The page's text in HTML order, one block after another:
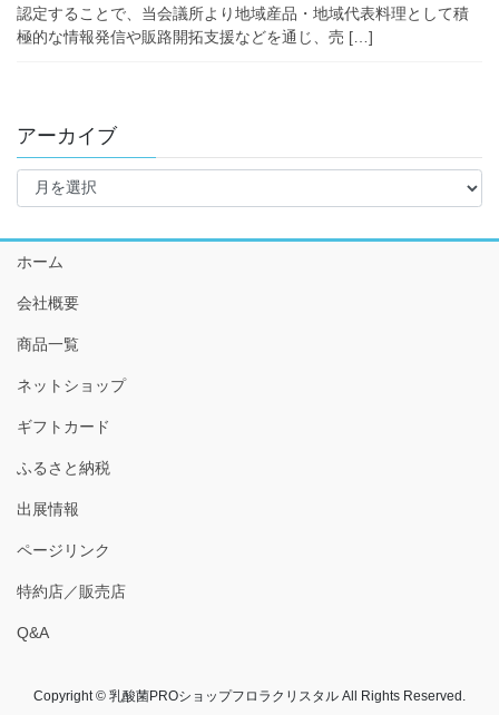
認定することで、当会議所より地域産品・地域代表料理として積
極的な情報発信や販路開拓支援などを通じ、売 […]
アーカイブ
ア
イ
ブ
ホーム
会社概要
商品一覧
ネットショップ
ギフトカード
ふるさと納税
出展情報
ページリンク
特約店／販売店
Q&A
Copyright © 乳酸菌PROショップフロラクリスタル All Rights Reserved.